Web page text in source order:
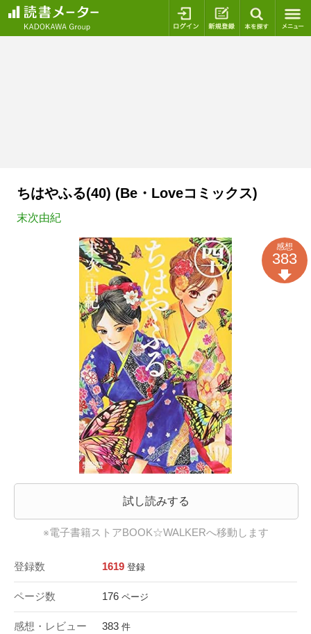
ログイン 新規登録
ちはやふる(40) (Be・Loveコミックス)
末次由紀
試し読みする
※電子書籍ストアBOOK☆WALKERへ移動します
登録数 1619 登録
ページ数 176 ページ
感想・レビュー 383 件
感想
383